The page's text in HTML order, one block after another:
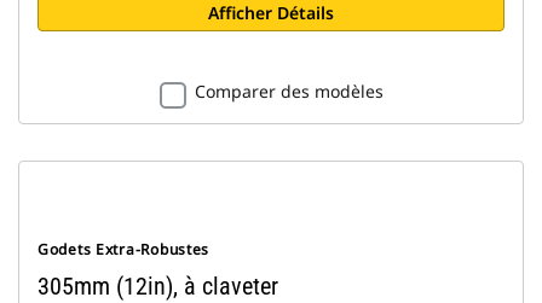
Afficher Détails
Comparer des modèles
Godets Extra-Robustes
305mm (12in), à claveter